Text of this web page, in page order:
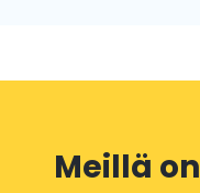
Meillä on